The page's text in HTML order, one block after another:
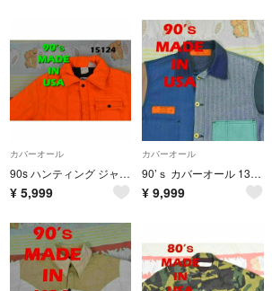
カバーオール
90s ハンティング ジャケット 15124ｍ USA製 ビンテージ 80 00
¥ 5,999
カバーオール
90’ｓ カバーオール 13664c USA製 クレイジー HBT ビンテージ
¥ 9,999